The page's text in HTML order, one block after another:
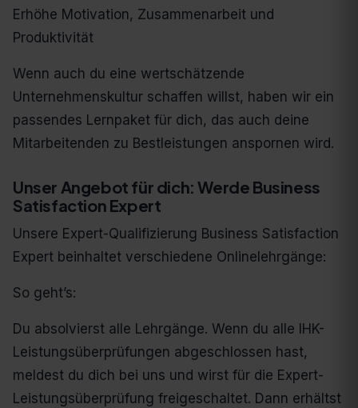
Erhöhe Motivation, Zusammenarbeit und
Produktivität
Wenn auch du eine wertschätzende
Unternehmenskultur schaffen willst, haben wir ein
passendes Lernpaket für dich, das auch deine
Mitarbeitenden zu Bestleistungen anspornen wird.
Unser Angebot für dich: Werde Business
Satisfaction Expert
Unsere Expert-Qualifizierung Business Satisfaction
Expert beinhaltet verschiedene Onlinelehrgänge:
So geht’s:
Du absolvierst alle Lehrgänge. Wenn du alle IHK-
Leistungsüberprüfungen abgeschlossen hast,
meldest du dich bei uns und wirst für die Expert-
Leistungsüberprüfung freigeschaltet. Dann erhältst